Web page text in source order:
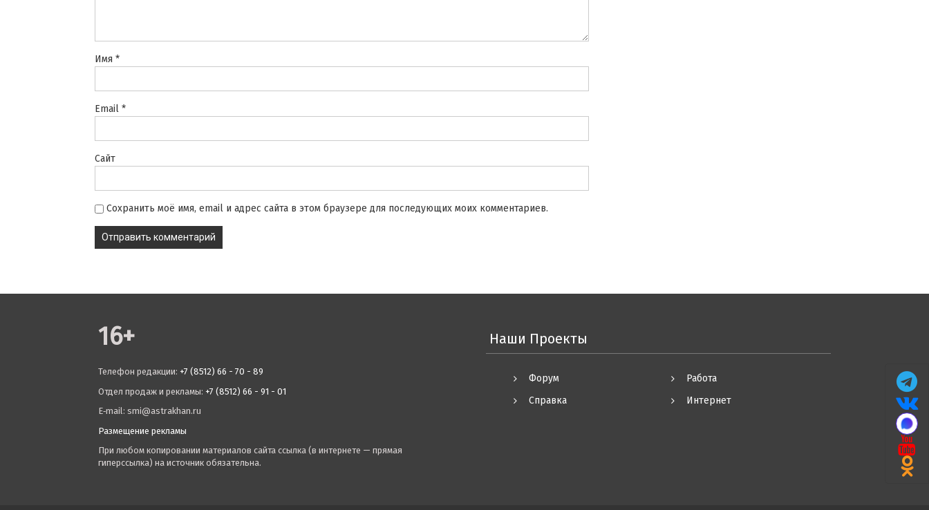
Имя *
Email *
Сайт
Сохранить моё имя, email и адрес сайта в этом браузере для последующих моих комментариев.
16+
Телефон редакции: +7 (8512) 66 - 70 - 89
Отдел продаж и рекламы: +7 (8512) 66 - 91 - 01
E‑mail: smi@astrakhan.ru
Размещение рекламы
При любом копировании материалов сайта ссылка (в интернете — прямая
гиперссылка) на источник обязательна.
Наши Проекты
Форум
Работа
Справка
Интернет